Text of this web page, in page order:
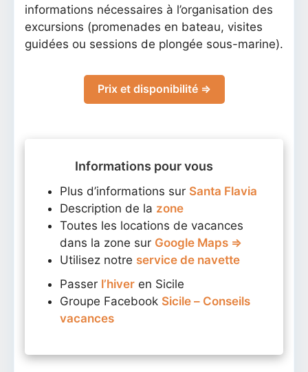
informations nécessaires à l’organisation des
excursions (promenades en bateau, visites
guidées ou sessions de plongée sous-marine).
Prix et disponibilité ⇒
Informations pour vous
Plus d’informations sur Santa Flavia
Description de la zone
Toutes les locations de vacances
dans la zone sur Google Maps ⇒
Utilisez notre service de navette
Passer l’hiver en Sicile
Groupe Facebook Sicile – Conseils
vacances